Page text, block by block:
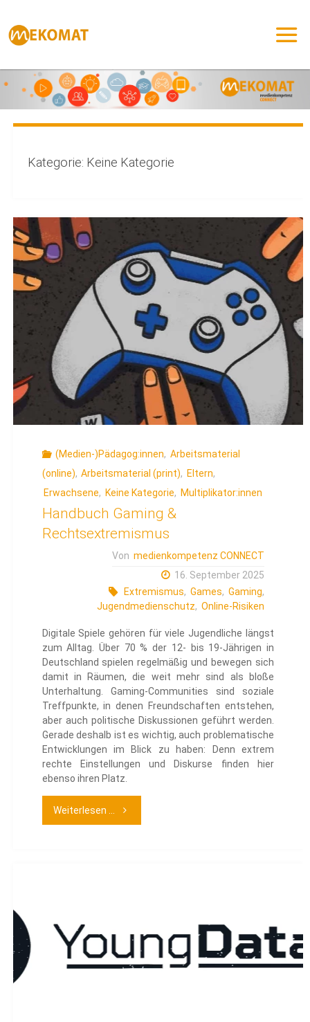
Inhalt
springen
Kategorie: Keine Kategorie
(Medien-)Pädagog:innen, Arbeitsmaterial
(online), Arbeitsmaterial (print), Eltern,
Erwachsene, Keine Kategorie, Multiplikator:innen
Handbuch Gaming &
Rechtsextremismus
Von medienkompetenz CONNECT
16. September 2025
Extremismus, Games, Gaming,
Jugendmedienschutz, Online-Risiken
Digitale Spiele gehören für viele Jugendliche längst
zum Alltag. Über 70 % der 12- bis 19-Jährigen in
Deutschland spielen regelmäßig und bewegen sich
damit in Räumen, die weit mehr sind als bloße
Unterhaltung. Gaming-Communities sind soziale
Treffpunkte, in denen Freundschaften entstehen,
aber auch politische Diskussionen geführt werden.
Gerade deshalb ist es wichtig, auch problematische
Entwicklungen im Blick zu haben: Denn extrem
rechte Einstellungen und Diskurse finden hier
ebenso ihren Platz.
Weiterlesen ... "Handbuch